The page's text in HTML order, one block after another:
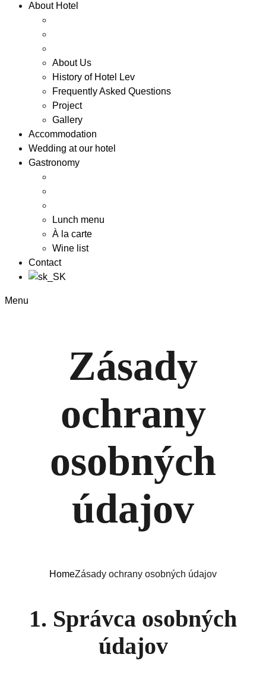
About Hotel
About Us
History of Hotel Lev
Frequently Asked Questions
Project
Gallery
Accommodation
Wedding at our hotel
Gastronomy
Lunch menu
À la carte
Wine list
Contact
Menu
Zásady
ochrany
osobných
údajov
HomeZásady ochrany osobných údajov
1. Správca osobných
údajov